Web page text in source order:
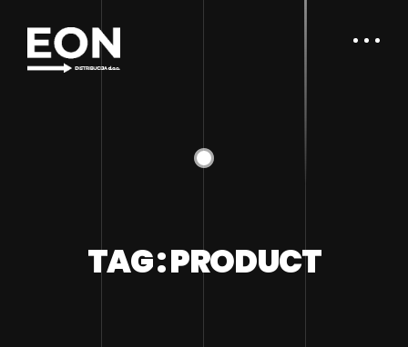
TAG : PRODUCT